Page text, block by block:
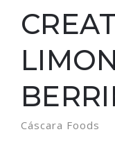
Cáscara Foods